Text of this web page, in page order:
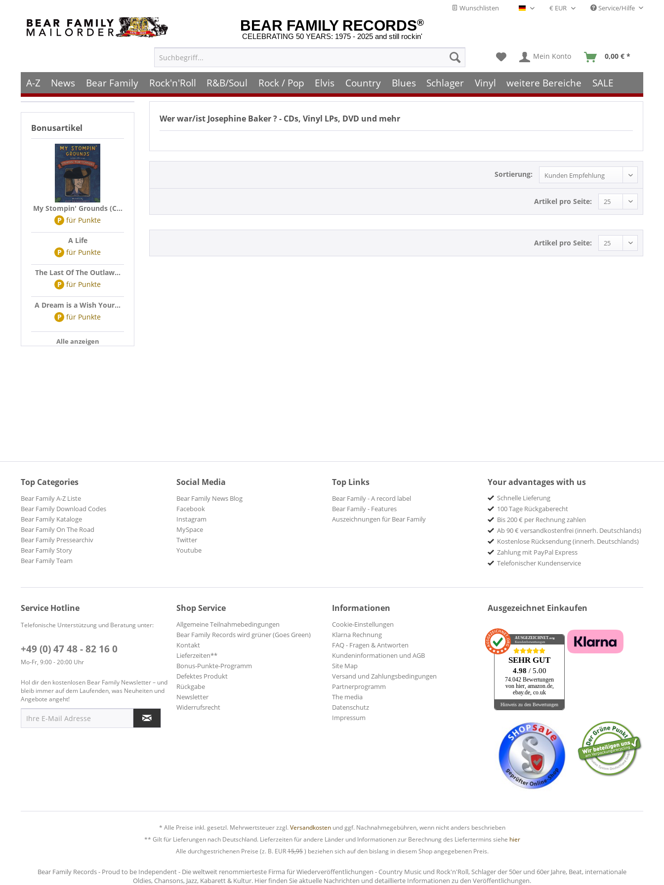
Wunschlisten Deutsch - DE Service/Hilfe
BEAR FAMILY RECORDS®
CELEBRATING 50 YEARS: 1975 - 2025 and still rockin'
Mein Konto 0,00 € *
A-Z News Bear Family Rock'n'Roll R&B/Soul Rock / Pop Elvis Country Blues Schlager Vinyl weitere Bereiche SALE
Bonusartikel
My Stompin' Grounds (C...
P für Punkte
A Life
P für Punkte
The Last Of The Outlaw...
P für Punkte
A Dream is a Wish Your...
P für Punkte
Alle anzeigen
Wer war/ist Josephine Baker? - CDs, Vinyl LPs, DVD und mehr
Sortierung:
Artikel pro Seite:
Artikel pro Seite:
Top Categories
Bear Family A-Z Liste
Bear Family Download Codes
Bear Family Kataloge
Bear Family On The Road
Bear Family Pressearchiv
Bear Family Story
Bear Family Team
Social Media
Bear Family News Blog
Facebook
Instagram
MySpace
Twitter
Youtube
Top Links
Bear Family - A record label
Bear Family - Features
Auszeichnungen für Bear Family
Your advantages with us
Schnelle Lieferung
100 Tage Rückgaberecht
Bis 200 € per Rechnung zahlen
Ab 90 € versandkostenfrei (innerh. Deutschlands)
Kostenlose Rücksendung (innerh. Deutschlands)
Zahlung mit PayPal Express
Telefonischer Kundenservice
Service Hotline
Telefonische Unterstützung und Beratung unter:
+49 (0) 47 48 - 82 16 0
Mo-Fr, 9:00 - 20:00 Uhr
Hol dir den kostenlosen Bear Family Newsletter – und
bleib immer auf dem Laufenden, was Neuheiten und
Angebote angeht!
Shop Service
Allgemeine Teilnahmebedingungen
Bear Family Records wird grüner (Goes Green)
Kontakt
Lieferzeiten**
Bonus-Punkte-Programm
Defektes Produkt
Rückgabe
Newsletter
Widerrufsrecht
Informationen
Cookie-Einstellungen
Klarna Rechnung
FAQ - Fragen & Antworten
Kundeninformationen und AGB
Site Map
Versand und Zahlungsbedingungen
Partnerprogramm
The media
Datenschutz
Impressum
Ausgezeichnet Einkaufen
AUSGEZEICHNET.org
Kundenbewertungen
SEHR GUT
4.98 / 5.00
74.042 Bewertungen
von hier, amazon.de,
ebay.de, co.uk
Hinweis zu den Bewertungen
* Alle Preise inkl. gesetzl. Mehrwertsteuer zzgl. Versandkostenund ggf. Nachnahmegebühren, wenn nicht anders beschrieben
** Gilt für Lieferungen nach Deutschland. Lieferzeiten für andere Länder und Informationen zur Berechnung des Liefertermins siehe hier
Alle durchgestrichenen Preise (z. B. EUR15,95) beziehen sich auf den bislang in diesem Shop angegebenen Preis.
Bear Family Records - Proud to be Independent - Die weltweit renommierteste Firma für Wiederveröffentlichungen - Country Music und Rock'n'Roll, Schlager der 50er und 60er Jahre, Beat, internationale
Oldies, Chansons, Jazz, Kabarett & Kultur. Hier finden Sie aktuelle Nachrichten und detaillierte Informationen zu den Veröffentlichungen.